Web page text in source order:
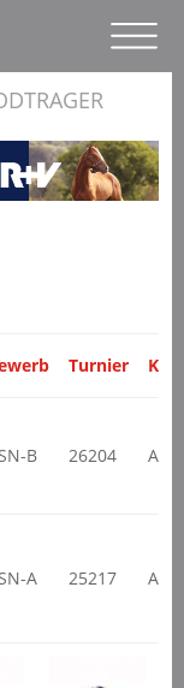
Turnier
B 26204 ALG
A 25217 ALG